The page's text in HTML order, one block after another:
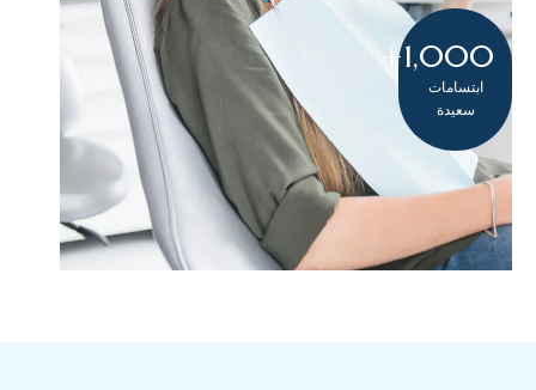
ابتسامات
سعيدة
1,000
+